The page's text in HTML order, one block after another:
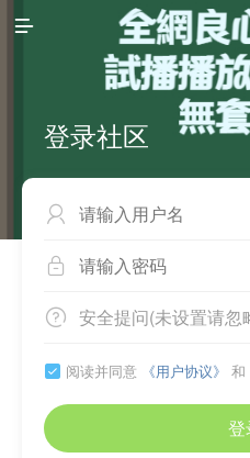

登录社区


 安全提问(未设置请忽
 阅读并同意 《用户协议》 和
登